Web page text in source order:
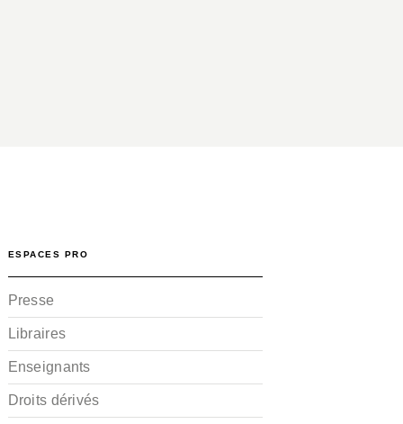
ESPACES PRO
Presse
Libraires
Enseignants
Droits dérivés